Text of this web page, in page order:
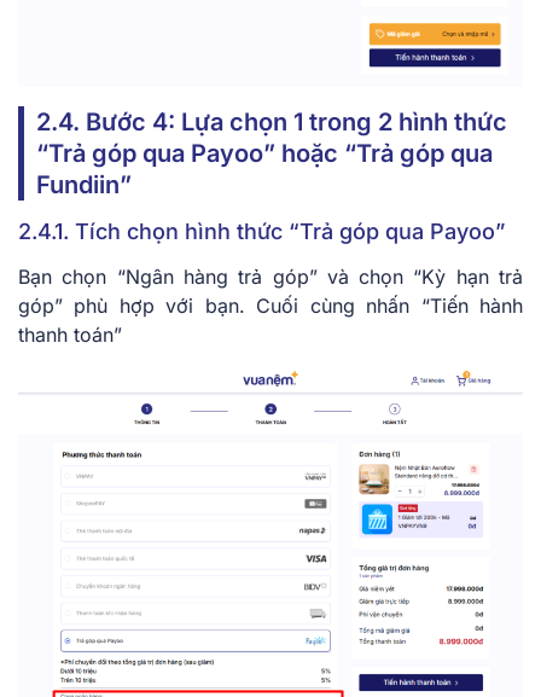
2.4. Bước 4: Lựa chọn 1 trong 2 hình thức
“Trả góp qua Payoo” hoặc “Trả góp qua
Fundiin”
2.4.1. Tích chọn hình thức “Trả góp qua Payoo”
Bạn chọn “Ngân hàng trả góp” và chọn “Kỳ hạn trả
góp” phù hợp với bạn. Cuối cùng nhấn “Tiến hành
thanh toán”